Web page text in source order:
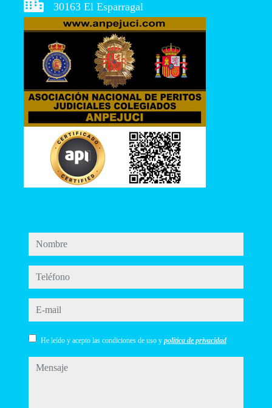
30163 El Esparragal
nombre
teléfono
e-mail
He leído y acepto las condiciones de uso y política de privacidad
mensaje